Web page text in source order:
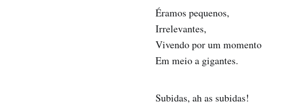
Éramos pequenos,
Irrelevantes,
Vivendo por um momento
Em meio a gigantes.
Subidas, ah as subidas!